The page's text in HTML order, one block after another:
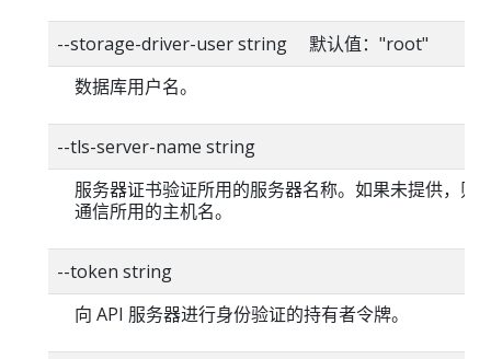
--storage-driver-user string 默认值："root"
数据库用户名。
--tls-server-name string
服务器证书验证所用的服务器名称。如果未提供，则
通信所用的主机名。
--token string
向 API 服务器进行身份验证的持有者令牌。